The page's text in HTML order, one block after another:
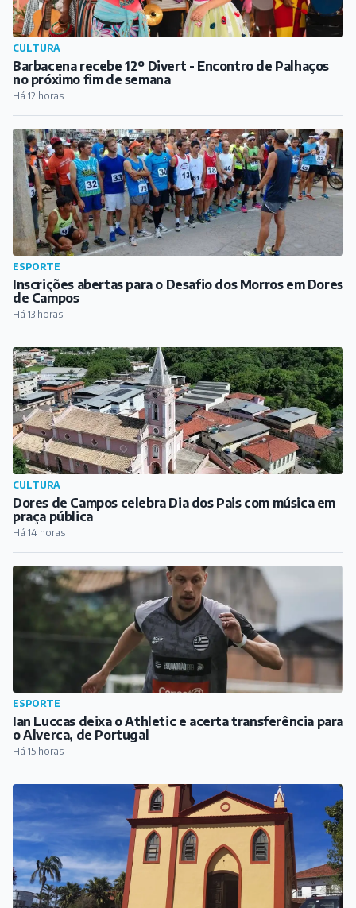
CULTURA
Barbacena recebe 12º Divert - Encontro de Palhaços
no próximo fim de semana
Há 12 horas
ESPORTE
Inscrições abertas para o Desafio dos Morros em Dores
de Campos
Há 13 horas
CULTURA
Dores de Campos celebra Dia dos Pais com música em
praça pública
Há 14 horas
ESPORTE
Ian Luccas deixa o Athletic e acerta transferência para
o Alverca, de Portugal
Há 15 horas